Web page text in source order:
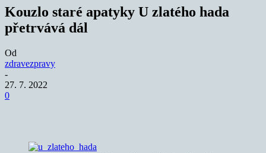
Kouzlo staré apatyky U zlatého hada
přetrvává dál
Od
zdravezpravy
-
27. 7. 2022
0